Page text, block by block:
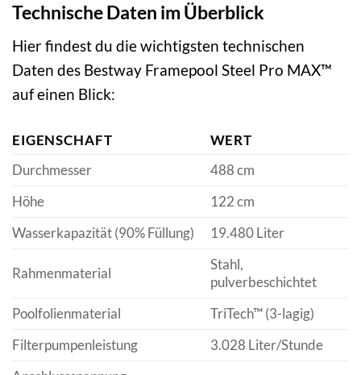
Technische Daten im Überblick
Hier findest du die wichtigsten technischen
Daten des Bestway Framepool Steel Pro MAX™
auf einen Blick:
EIGENSCHAFT
WERT
Durchmesser
488 cm
Höhe
122 cm
Wasserkapazität (90% Füllung)
19.480 Liter
Rahmenmaterial
Stahl,
pulverbeschichtet
Poolfolienmaterial
TriTech™ (3-lagig)
Filterpumpenleistung
3.028 Liter/Stunde